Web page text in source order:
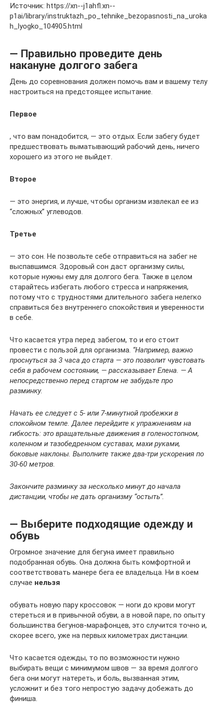
Источник: https://xn--j1ahfl.xn--
p1ai/library/instruktazh_po_tehnike_bezopasnosti_na_uroka
h_lyogko_104905.html
— Правильно проведите день
накануне долгого забега
День до соревнования должен помочь вам и вашему телу
настроиться на предстоящее испытание.
Первое
, что вам понадобится, — это отдых. Если забегу будет
предшествовать выматывающий рабочий день, ничего
хорошего из этого не выйдет.
Второе
— это энергия, и лучше, чтобы организм извлекал ее из
“сложных” углеводов.
Третье
— это сон. Не позвольте себе отправиться на забег не
выспавшимся. Здоровый сон даст организму силы,
которые нужны ему для долгого бега. Также в целом
старайтесь избегать любого стресса и напряжения,
потому что с трудностями длительного забега нелегко
справиться без внутреннего спокойствия и уверенности
в себе.
Что касается утра перед забегом, то и его стоит
провести с пользой для организма. “Например, важно
проснуться за 3 часа до старта — это позволит чувстовать
себя в рабочем состоянии, — рассказывает Елена. — А
непосредственно перед стартом не забудьте про
разминку.
Начать ее следует с 5- или 7-минутной пробежки в
спокойном темпе. Далее перейдите к упражнениям на
гибкость: это вращательные движения в голеностопном,
коленном и тазобедренном суставах, махи руками,
боковые наклоны. Выполните также два-три ускорения по
30-60 метров.
Закончите разминку за несколько минут до начала
дистанции, чтобы не дать организму “остыть”.
— Выберите подходящие одежду и
обувь
Огромное значение для бегуна имеет правильно
подобранная обувь. Она должна быть комфортной и
соответствовать манере бега ее владельца. Ни в коем
случае нельзя
обувать новую пару кроссовок — ноги до крови могут
стереться и в привычной обуви, а в новой паре, по опыту
большинства бегунов-марафонцев, это случится точно и,
скорее всего, уже на первых километрах дистанции.
Что касается одежды, то по возможности нужно
выбирать вещи с минимумом швов — за время долгого
бега они могут натереть, и боль, вызванная этим,
усложнит и без того непростую задачу добежать до
финиша.